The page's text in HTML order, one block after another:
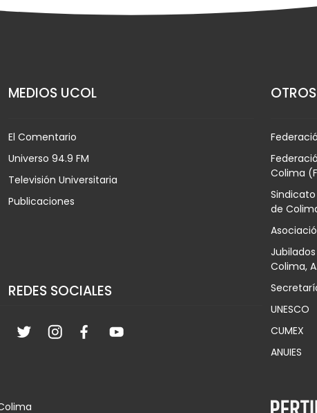
MEDIOS UCOL
El Comentario
Universo 94.9 FM
Televisión Universitaria
Publicaciones
REDES SOCIALES
Colima
de
Colima,
UNESCO
CUMEX
ANUIES